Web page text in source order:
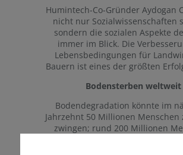
Humintech-Co-Gründer Aydogan
nicht nur Sozialwissenschaften
sondern die sozialen Aspekte
immer im Blick. Die
Lebensbedingungen für
Bauern ist eines der größten
Bodensterben weltweit
Bodendegradation könnte im
Jahrzehnt 50 Millionen Menschen
zwingen; rund 200 Millionen